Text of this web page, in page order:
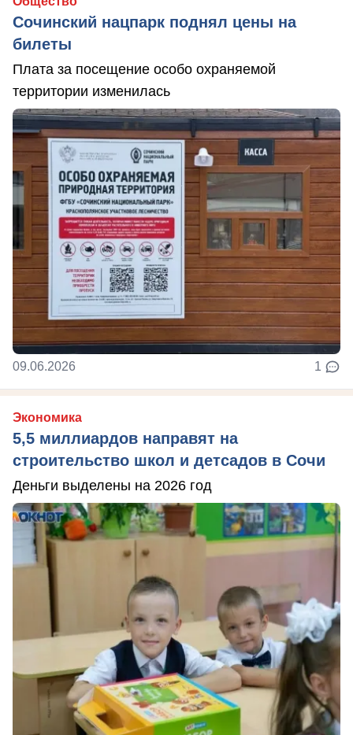
Сочинский нацпарк поднял цены на
билеты
Плата за посещение особо охраняемой
территории изменилась
09.06.2026 1
Экономика
5,5 миллиардов направят на
строительство школ и детсадов в Сочи
Деньги выделены на 2026 год